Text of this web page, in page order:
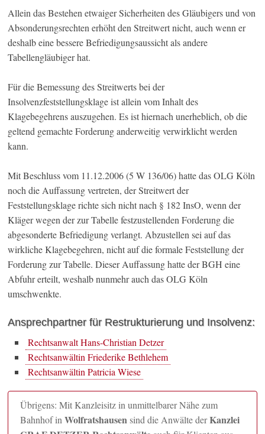
Allein das Bestehen etwaiger Sicherheiten des Gläubigers und von
Absonderungsrechten erhöht den Streitwert nicht, auch wenn er
deshalb eine bessere Befriedigungsaussicht als andere
Tabellengläubiger hat.
Für die Bemessung des Streitwerts bei der
Insolvenzfeststellungsklage ist allein vom Inhalt des
Klagebegehrens auszugehen. Es ist hiernach unerheblich, ob die
geltend gemachte Forderung anderweitig verwirklicht werden
kann.
Mit Beschluss vom 11.12.2006 (5 W 136/06) hatte das OLG Köln
noch die Auffassung vertreten, der Streitwert der
Feststellungsklage richte sich nicht nach § 182 InsO, wenn der
Kläger wegen der zur Tabelle festzustellenden Forderung die
abgesonderte Befriedigung verlangt. Abzustellen sei auf das
wirkliche Klagebegehren, nicht auf die formale Feststellung der
Forderung zur Tabelle. Dieser Auffassung hatte der BGH eine
Abfuhr erteilt, weshalb nunmehr auch das OLG Köln
umschwenkte.
Ansprechpartner für Restrukturierung und Insolvenz:
Rechtsanwalt Hans-Christian Detzer
Rechtsanwältin Friederike Bethlehem
Rechtsanwältin Patricia Wiese
Übrigens: Mit Kanzleisitz in unmittelbarer Nähe zum
Bahnhof inWolfratshausensind die Anwälte derKanzlei